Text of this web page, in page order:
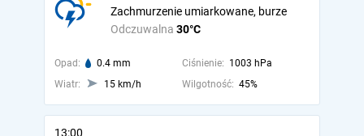
Odczuwalna 30°C
Zachmurzenie umiarkowane, burze
Opad: 0.4 mm Ciśnienie: 1003 hPa
Wiatr:
15 km/h Wilgotność: 45%
13:00